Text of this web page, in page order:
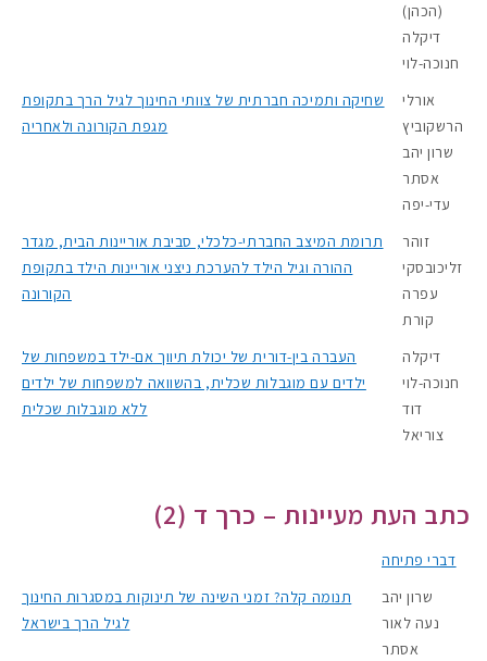
(הכהן)
דיקלה
חנוכה-לוי
אורלי
הרשקוביץ
שרון יהב
אסתר
עדי-יפה
שחיקה ותמיכה חברתית של צוותי החינוך לגיל הרך בתקופת
מגפת הקורונה ולאחריה
זוהר
זליכובסקי
עפרה
קורת
תרומת המיצב החברתי-כלכלי, סביבת אוריינות הבית, מגדר
ההורה וגיל הילד להערכת ניצני אוריינות הילד בתקופת
הקורונה
דיקלה
חנוכה-לוי
דוד
צוריאל
העברה בין-דורית של יכולת תיווך אם-ילד במשפחות של
ילדים עם מוגבלות שכלית, בהשוואה למשפחות של ילדים
ללא מוגבלות שכלית
כתב העת מעיינות – כרך ד (2)
דברי פתיחה
שרון יהב
נעה לאור
אסתר
תנומה קלה? זמני השינה של תינוקות במסגרות החינוך
לגיל הרך בישראל